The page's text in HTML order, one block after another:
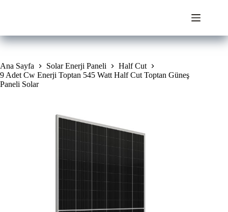
Ana Sayfa Solar Enerji Paneli
Half Cut
9 Adet Cw Enerji Toptan 545 Watt Half Cut Toptan Güneş
Paneli Solar